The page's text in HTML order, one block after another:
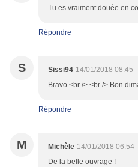
Tu es vraiment douée en
Répondre
S Sissi94 14/01/2018 08:45
Bravo.<br /> <br /> Bon
Répondre
M Michèle 14/01/2018 06:54
De la belle ouvrage !